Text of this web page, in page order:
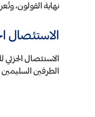
نهاية القولون،
الاستئصال
الاستئصال
الطرفين السليمين